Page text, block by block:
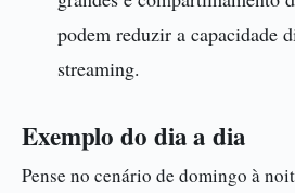
podem reduzir a capacidade
streaming.
Exemplo do dia a dia
Pense no cenário de domingo à